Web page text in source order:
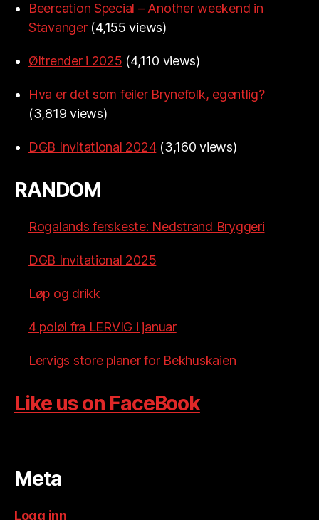
Beercation Special – Another weekend in
Stavanger (4,155 views)
Øltrender i 2025 (4,110 views)
Hva er det som feiler Brynefolk, egentlig?
(3,819 views)
DGB Invitational 2024 (3,160 views)
RANDOM
Rogalands ferskeste: Nedstrand Bryggeri
DGB Invitational 2025
Løp og drikk
4 poløl fra LERVIG i januar
Lervigs store planer for Bekhuskaien
Like us on FaceBook
Meta
Logg inn